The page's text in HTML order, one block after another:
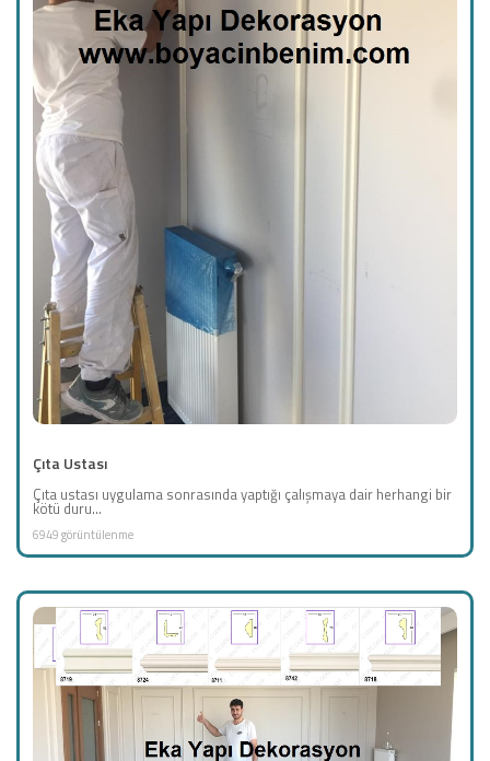
Çıta Ustası
Çıta ustası uygulama sonrasında yaptığı çalışmaya dair herhangi bir
kötü duru...
6949 görüntülenme